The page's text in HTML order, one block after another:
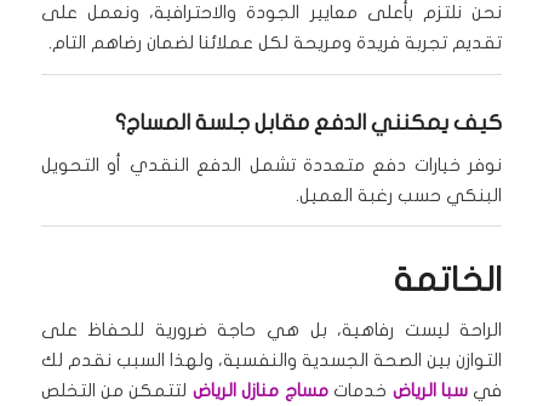
نحن نلتزم بأعلى معايير الجودة والاحترافية، ونعمل على
تقديم تجربة فريدة ومريحة لكل عملائنا لضمان رضاهم التام.
كيف يمكنني الدفع مقابل جلسة المساج؟
نوفر خيارات دفع متعددة تشمل الدفع النقدي أو التحويل
البنكي حسب رغبة العميل.
الخاتمة
الراحة ليست رفاهية، بل هي حاجة ضرورية للحفاظ على
التوازن بين الصحة الجسدية والنفسية، ولهذا السبب نقدم لك
فيسبا الرياض خدماتمساج منازل الرياض لتتمكن من التخلص